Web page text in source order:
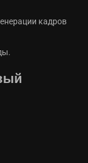
кадров